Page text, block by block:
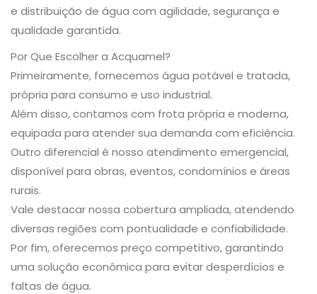
e distribuição de água com agilidade, segurança e
qualidade garantida.
Por Que Escolher a Acquamel?
Primeiramente, fornecemos água potável e tratada,
própria para consumo e uso industrial.
Além disso, contamos com frota própria e moderna,
equipada para atender sua demanda com eficiência.
Outro diferencial é nosso atendimento emergencial,
disponível para obras, eventos, condomínios e áreas
rurais.
Vale destacar nossa cobertura ampliada, atendendo
diversas regiões com pontualidade e confiabilidade.
Por fim, oferecemos preço competitivo, garantindo
uma solução econômica para evitar desperdícios e
faltas de água.